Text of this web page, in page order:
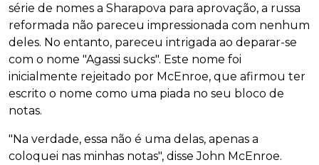
série de nomes a Sharapova para aprovação, a russa
reformada não pareceu impressionada com nenhum
deles. No entanto, pareceu intrigada ao deparar-se
com o nome "Agassi sucks". Este nome foi
inicialmente rejeitado por McEnroe, que afirmou ter
escrito o nome como uma piada no seu bloco de
notas.
"Na verdade, essa não é uma delas, apenas a
coloquei nas minhas notas", disse John McEnroe.